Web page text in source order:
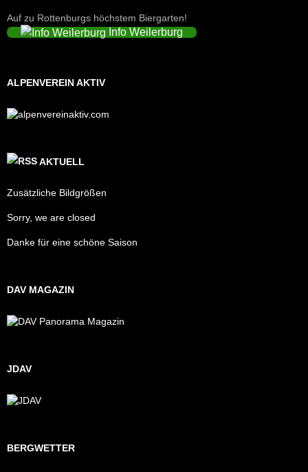
Auf zu Rottenburgs höchstem Biergarten!
Info Weilerburg
ALPENVEREIN AKTIV
AKTUELL
Zusätzliche Bildgrößen
Sorry, we are closed
Danke für eine schöne Saison
DAV MAGAZIN
JDAV
BERGWETTER